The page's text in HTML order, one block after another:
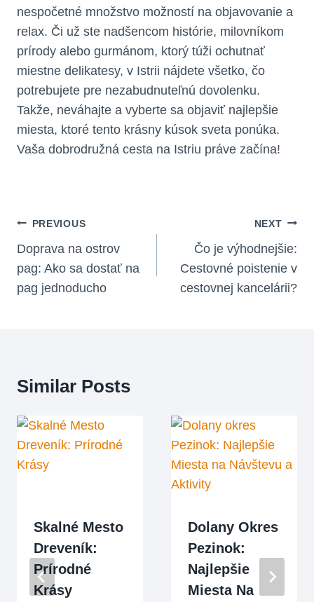
nespočetné množstvo možností na objavovanie a
relax. Či už ste nadšencom histórie, milovníkom
prírody alebo gurmánom, ktorý túži ochutnať
miestne delikatesy, v Istrii nájdete všetko, čo
potrebujete pre nezabudnuteľnú dovolenku.
Takže, neváhajte a vyberte sa objaviť najlepšie
miesta, ktoré tento krásny kúsok sveta ponúka.
Vaša dobrodružná cesta na Istriu práve začína!
Navigácia
V
Článku
PREVIOUS
Doprava na ostrov
pag: Ako sa dostať na
pag jednoducho
NEXT
Čo je výhodnejšie:
Cestovné poistenie v
cestovnej kancelárii?
Similar Posts
Skalné Mesto
Dreveník:
Prírodné
Krásy
Dolany Okres
Pezinok:
Najlepšie
Miesta Na